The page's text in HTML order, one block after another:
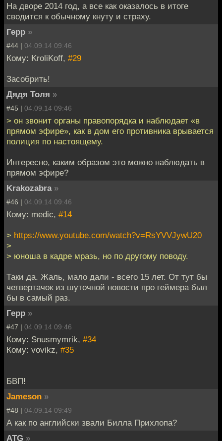
На дворе 2014 год, а все как оказалось в итоге
сводится к обычному кнуту и страху.
Герр »
#44 | 04.09.14 09:46
Кому: KroliKoff, #29
Засобрить!
Дядя Толя »
#45 | 04.09.14 09:46
> он звонит органы правопорядка и наблюдает «в
прямом эфире», как в дом его противника врывается
полиция по настоящему.
Интересно, каким образом это можно наблюдать в
прямом эфире?
Krakozabra »
#46 | 04.09.14 09:46
Кому: medic, #14
> https://www.youtube.com/watch?v=RsYVVJywU20
>
> юноша в кадре мразь, но по другому поводу.
Таки да. Жаль, мало дали - всего 15 лет. От тут бы
четвертачок из шуточной новости про геймера был
бы в самый раз.
Герр »
#47 | 04.09.14 09:46
Кому: Snusmymrik, #34
Кому: vovikz, #35
БВП!
Jameson »
#48 | 04.09.14 09:49
А как по английски звали Билла Прихлопа?
ATG »